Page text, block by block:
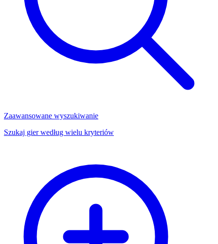
Zaawansowane wyszukiwanie
Szukaj gier według wielu kryteriów